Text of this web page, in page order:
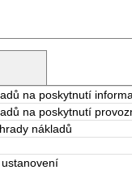
na poskytnutí
na poskytnutí
nákladů